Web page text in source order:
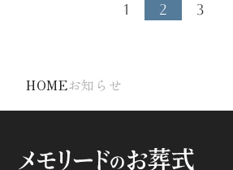
1 2 3
HOMEお知らせ